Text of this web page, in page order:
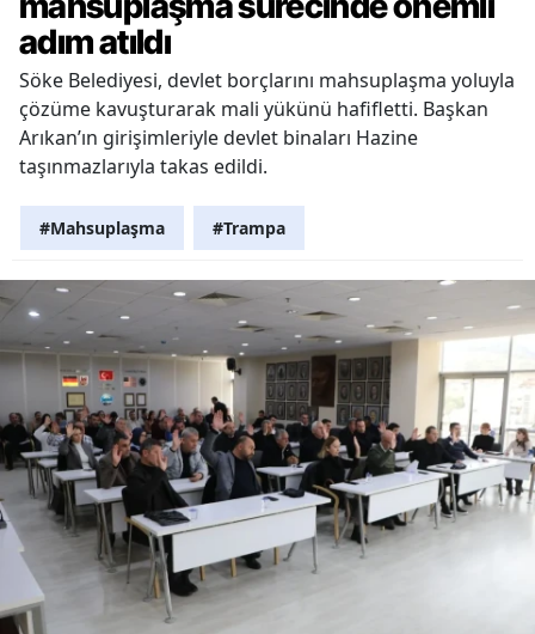
adım atıldı
Söke Belediyesi, devlet borçlarını mahsuplaşma yoluyla
çözüme kavuşturarak mali yükünü hafifletti. Başkan
Arıkan’ın girişimleriyle devlet binaları Hazine
taşınmazlarıyla takas edildi.
#Mahsuplaşma #Trampa